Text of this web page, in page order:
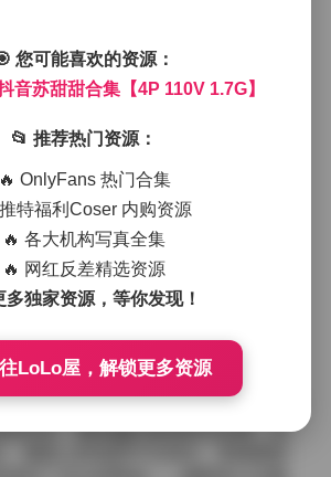
中她身着淡粉色的雪纺连衣裙，裙摆
脚步轻盈似乎带着春天的气息；有的
的脚踝和小巧的运动鞋，整体显得既
发型也随场景变化，有时是自然垂落
半束的低马尾，几缕发丝贴在脸侧，
柔和。
师似乎特别注重捕捉她的瞬间表情。
眼眸中的光芒，还是侧身望向远方时
都被细腻地定格下来。镜头语言多采
，近景突出她的五官细腻与肌肤质
周围环境的层次，使得整体画面既有
感。背景往往被轻微虚化，以免抢夺
时又保留了足够的环境信息，让观者
的宁静与惬意。
合集给人一种“呼吸般”的轻柔感。色调
为主，整体偏向柔和的过去调，没
您可能喜欢的资源：
音苏甜甜合集【4P 110V 1.7G】
📂 推荐热门资源：
🔥 OnlyFans 热门合集
特福利Coser 内购资源
🔥 各大机构写真全集
🔥 网红反差精选资源
多独家资源，等你发现！
LoLo屋，解锁更多资源